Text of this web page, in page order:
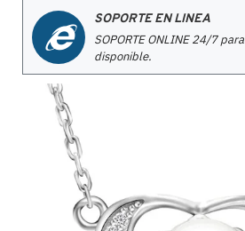
SOPORTE EN LINEA
SOPORTE ONLINE 24/7
disponible.